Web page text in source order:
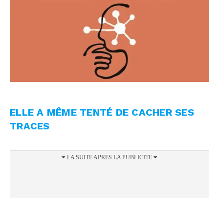
ELLE A MÊME TENTÉ DE CACHER SES
TRACES